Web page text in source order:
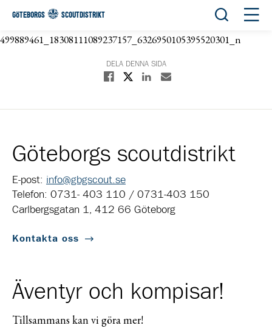
GÖTEBORGS SCOUTDISTRIKT Öppna
499889461_18308111089237157_6326950105395520301_n
DELA DENNA SIDA
Dela på Facebook
Dela på XDela på Linkedin
Dela med E-post
Göteborgs scoutdistrikt
E-post: info@gbgscout.se
Telefon: 0731- 403 110 / 0731-403 150
Carlbergsgatan 1, 412 66 Göteborg
Kontakta oss
Äventyr och kompisar!
Tillsammans kan vi göra mer!